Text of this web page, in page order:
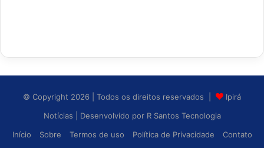
© Copyright 2026 | Todos os direitos reservados |
Ipirá
Notícias
| Desenvolvido por R Santos Tecnologia
Início
Sobre Termos de uso Política de Privacidade Contato